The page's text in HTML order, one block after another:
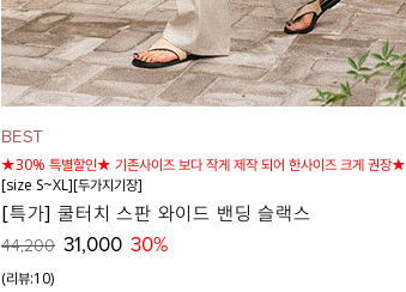
★30% 특별할인★ 기존사이즈 보다 작게 제작 되어 한사이즈 크게 권장★
[size S~XL][두가지기장]
[특가] 쿨터치 스판 와이드 밴딩 슬랙스
44,200 31,000 30%
(리뷰:10)